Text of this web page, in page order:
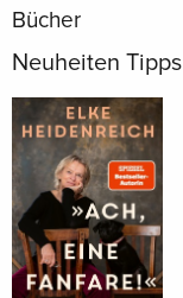
Bücher
Neuheiten Tipps